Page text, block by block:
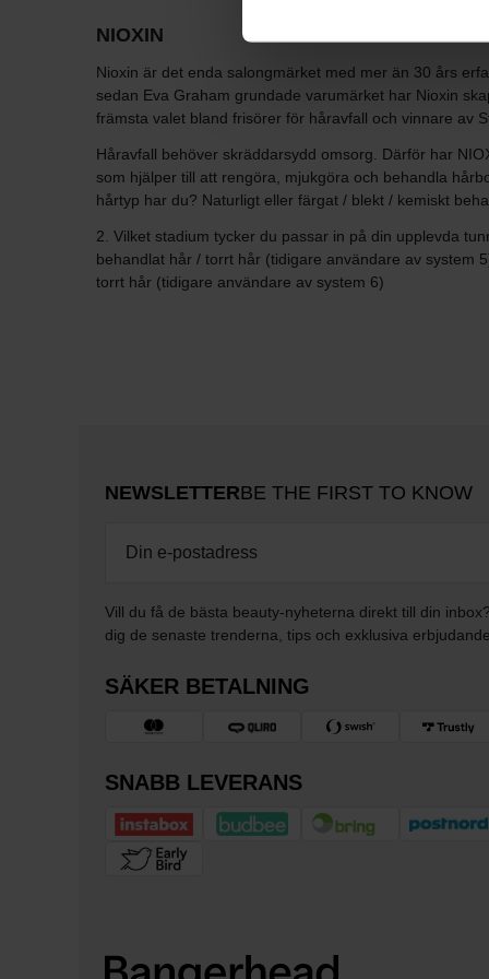
NIOXIN
Nioxin är det enda salongmärket med mer än 30 års
sedan Eva Graham grundade varumärket har Nioxin
främsta valet bland frisörer för håravfall och vinnare av
Håravfall behöver skräddarsydd omsorg. Därför har
som hjälper till att rengöra, mjukgöra och behandla
hårtyp har du? Naturligt eller färgat / blekt / kemiskt
2. Vilket stadium tycker du passar in på din upplevda
behandlat hår / torrt hår (tidigare användare av system
torrt hår (tidigare användare av system 6)
NEWSLETTERBE THE FIRST TO KNOW
Vill du få de bästa beauty-nyheterna direkt till din
dig de senaste trenderna, tips och exklusiva
SÄKER BETALNING
SNABB LEVERANS